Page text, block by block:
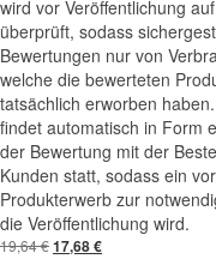
wird vor Veröffentlichung
überprüft, sodass
Bewertungen nur von
welche die bewerteten
tatsächlich erworben
findet automatisch in Form
der Bewertung mit der
Kunden statt, sodass ein
Produkterwerb zur
die Veröffentlichung wird.
19,64€Ursprünglicher
17,68€Aktueller